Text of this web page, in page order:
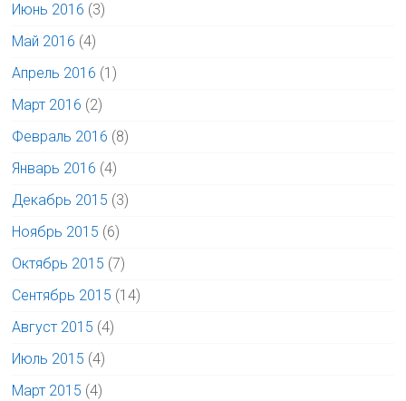
Июнь 2016 (3)
Май 2016 (4)
Апрель 2016 (1)
Март 2016 (2)
Февраль 2016 (8)
Январь 2016 (4)
Декабрь 2015 (3)
Ноябрь 2015 (6)
Октябрь 2015 (7)
Сентябрь 2015 (14)
Август 2015 (4)
Июль 2015 (4)
Март 2015 (4)